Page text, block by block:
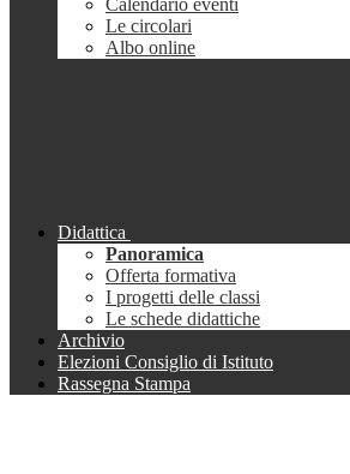
Calendario eventi
Le circolari
Albo online
Didattica
Panoramica
Offerta formativa
I progetti delle classi
Le schede didattiche
Archivio
Elezioni Consiglio di Istituto
Rassegna Stampa